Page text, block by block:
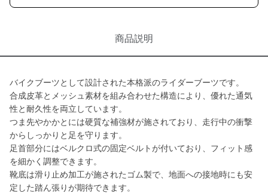
商品説明
バイクブーツとして設計された本格派のライダーブーツです。
合成皮革とメッシュ素材を組み合わせた構造により、優れた通気
性と耐久性を両立しています。
つま先やかかとには硬質な補強材が施されており、走行中の衝撃
からしっかりと足を守ります。
足首部分にはベルクロ式の固定ベルトが付いており、フィット感
を細かく調整できます。
靴底は滑り止め加工が施されたゴム製で、地面への接地時にも安
定した踏ん張りが期待できます。